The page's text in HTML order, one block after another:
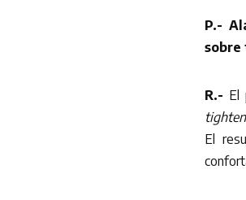
P.-
sobre
R.- El
El